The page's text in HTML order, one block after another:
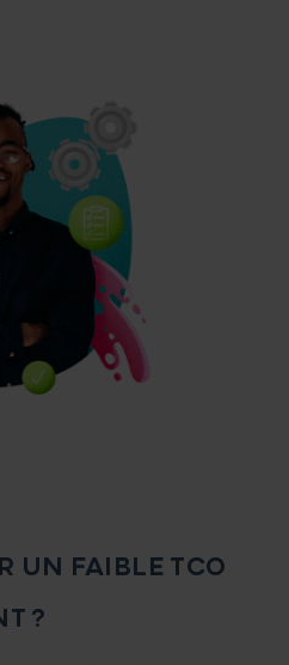
UN FAIBLE TCO
?